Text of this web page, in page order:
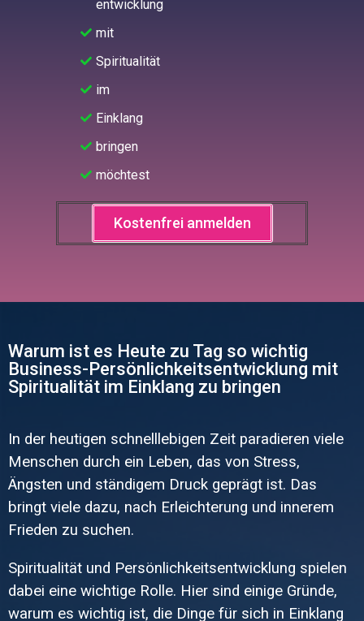
entwicklung
mit
Spiritualität
im
Einklang
bringen
möchtest
Kostenfrei anmelden
Warum ist es Heute zu Tag so wichtig
Business-Persönlichkeitsentwicklung mit
Spiritualität im Einklang zu bringen
In der heutigen schnelllebigen Zeit paradieren viele
Menschen durch ein Leben, das von Stress,
Ängsten und ständigem Druck geprägt ist. Das
bringt viele dazu, nach Erleichterung und innerem
Frieden zu suchen.
Spiritualität und Persönlichkeitsentwicklung spielen
dabei eine wichtige Rolle. Hier sind einige Gründe,
warum es wichtig ist, die Dinge für sich in Einklang